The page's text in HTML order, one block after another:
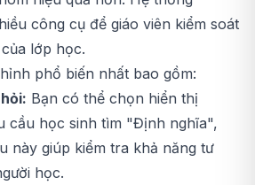
công cụ để giáo viên kiểm soát
lớp học.
phổ biến nhất bao gồm:
Bạn có thể chọn hiển thị
cầu học sinh tìm "Định nghĩa",
này giúp kiểm tra khả năng tư
học.